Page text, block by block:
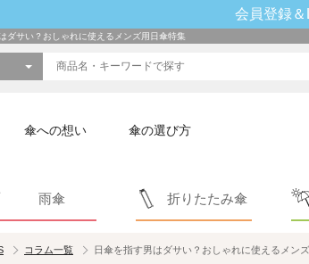
会員登録
ダサい？おしゃれに使えるメンズ用日傘特集
傘への想い 傘の選び方
雨傘 折りたたみ傘
コラム一覧 日傘を指す男はダサい？おしゃれに使えるメン